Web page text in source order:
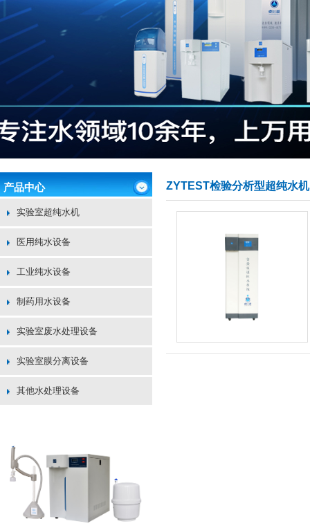
产品中心
实验室超纯水机
医用纯水设备
工业纯水设备
制药用水设备
实验室废水处理设备
实验室膜分离设备
其他水处理设备
ZYTEST检验分析型超纯水机